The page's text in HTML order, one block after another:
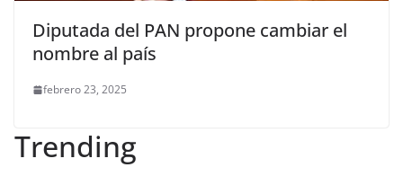
Diputada del PAN propone cambiar el
nombre al país
febrero 23, 2025
Trending